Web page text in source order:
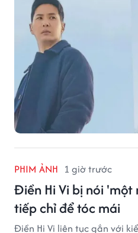
PHIM ẢNH 1 giờ trước
Điền Hi Vi bị nói
tiếp chỉ để tóc mái
Điền Hi Vi liên tục gắn với